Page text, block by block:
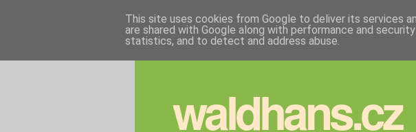
waldhans.cz
This site uses cookies from Google to deliver its services
are shared with Google along with performance and
statistics, and to detect and address abuse.